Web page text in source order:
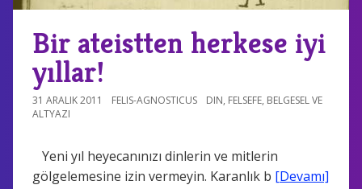
Bir ateistten herkese iyi
yıllar!
31 ARALIK 2011 FELIS-AGNOSTICUS DIN, FELSEFE, BELGESEL VE
ALTYAZI
Yeni yıl heyecanınızı dinlerin ve mitlerin
gölgelemesine izin vermeyin. Karanlık b [Devamı]